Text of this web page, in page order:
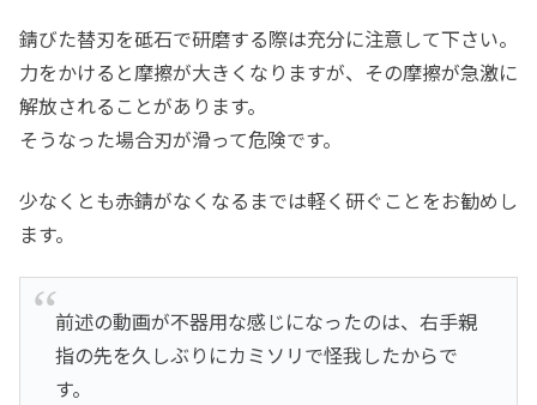
錆びた替刃を砥石で研磨する際は充分に注意して下さい。
力をかけると摩擦が大きくなりますが、その摩擦が急激に
解放されることがあります。
そうなった場合刃が滑って危険です。
少なくとも赤錆がなくなるまでは軽く研ぐことをお勧めし
ます。
前述の動画が不器用な感じになったのは、右手親
指の先を久しぶりにカミソリで怪我したからで
す。